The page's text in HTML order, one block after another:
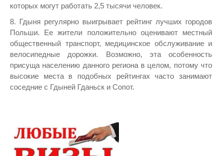
которых могут работать 2,5 тысячи человек.
8. Гдыня регулярно выигрывает рейтинг лучших городов
Польши. Ее жители положительно оценивают местный
общественный транспорт, медицинское обслуживание и
велосипедные дорожки. Возможно, эта особенность
присуща населению данного региона в целом, потому что
высокие места в подобных рейтингах часто занимают
соседние с Гдыней Гданьск и Сопот.